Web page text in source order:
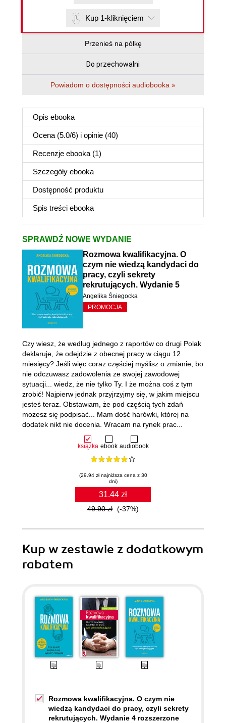
Kup 1-kliknięciem
Przenieś na półkę
Do przechowalni
Powiadom o dostępności audiobooka »
Opis ebooka
Ocena (5.0/6) i opinie (40)
Recenzje ebooka (1)
Szczegóły ebooka
Dostępność produktu
Spis treści ebooka
SPRAWDŹ NOWE WYDANIE
Rozmowa kwalifikacyjna. O
czym nie wiedzą kandydaci do
pracy, czyli sekrety
rekrutujących. Wydanie 5
Angelika Śniegocka
PROMOCJA
książka ebook audiobook
(29.94 zł najniższa cena z 30
dni)
31.44 zł
49.90 zł (-37%)
Czy wiesz, że według jednego z raportów co drugi Polak
deklaruje, że odejdzie z obecnej pracy w ciągu 12
miesięcy? Jeśli więc coraz częściej myślisz o zmianie, bo
nie odczuwasz zadowolenia ze swojej zawodowej
sytuacji... wiedz, że nie tylko Ty. I że można coś z tym
zrobić! Najpierw jednak przyjrzyjmy się, w jakim miejscu
jesteś teraz. Obstawiam, że pod częścią tych zdań
możesz się podpisać... Mam dość harówki, której na
dodatek nikt nie docenia. Wracam na rynek prac...
Kup w zestawie z dodatkowym
rabatem
Rozmowa kwalifikacyjna. O czym nie
wiedzą kandydaci do pracy, czyli sekrety
rekrutujących. Wydanie 4 rozszerzone